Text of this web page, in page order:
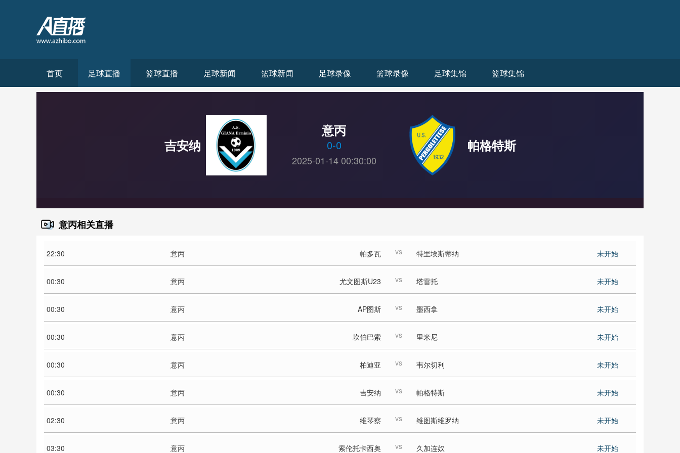
首页 足球直播 篮球直播 足球新闻 篮球新闻 足球录像 篮球录像 足球集锦 篮球集锦
吉安纳
意丙
0-0
2025-01-14 00:30:00
帕格特斯
意丙相关直播
22:30 意丙 帕多瓦 vs 特里埃斯蒂纳 未开始
00:30 意丙 尤文图斯U23 vs 塔雷托 未开始
00:30 意丙 AP图斯 vs 墨西拿 未开始
00:30 意丙 坎伯巴索 vs 里米尼 未开始
00:30 意丙 柏迪亚 vs 韦尔切利 未开始
00:30 意丙 吉安纳 vs 帕格特斯 未开始
02:30 意丙 维琴察 vs 维图斯维罗纳 未开始
03:30 意丙 索伦托卡西奥 vs 久加连奴 未开始